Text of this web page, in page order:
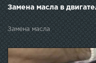
Замена масла в
Замена масла